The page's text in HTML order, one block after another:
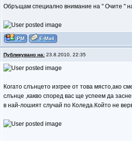
Обръщам специално внимание на " Очите "
Публикувано на:23.8.2010, 22:35
Когато слънцето изгрее от това място,ако
слънце ,какво според вас ще успеем да
в най-лошият случай по Коледа.Който не